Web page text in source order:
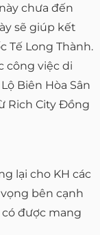
chưa đến
sẽ giúp kết
Tế Long Thành.
công việc di
Biên Hòa Sân
Rich City Đồng
lại cho KH các
bên cạnh
được mang